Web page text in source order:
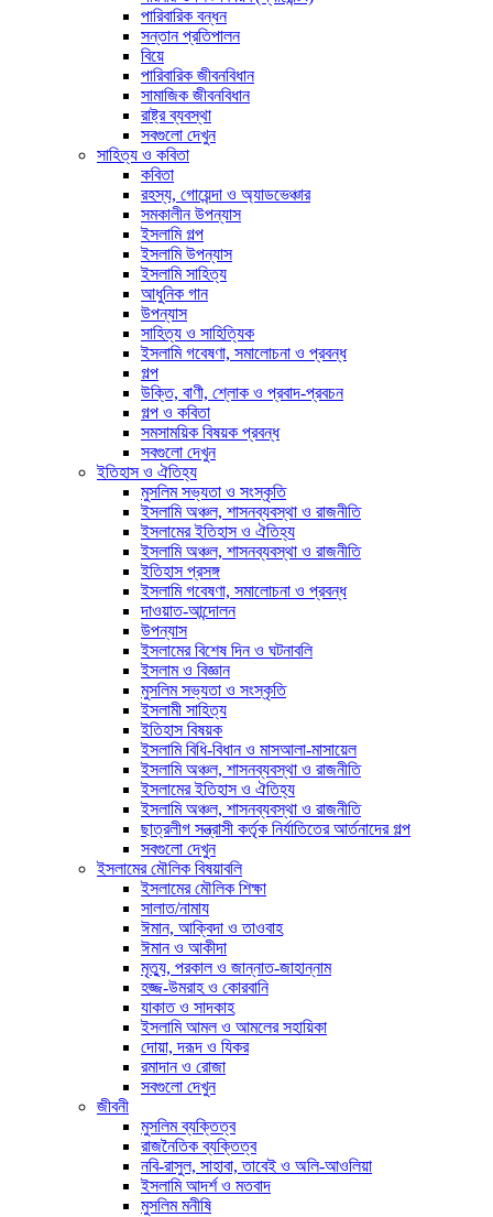
পারিবারিক বন্ধন
সন্তান প্রতিপালন
বিয়ে
পারিবারিক জীবনবিধান
সামাজিক জীবনবিধান
রাষ্ট্র ব্যবস্থা
সবগুলো দেখুন
সাহিত্য ও কবিতা
কবিতা
রহস্য, গোয়েন্দা ও অ্যাডভেঞ্চার
সমকালীন উপন্যাস
ইসলামি গল্প
ইসলামি উপন্যাস
ইসলামি সাহিত্য
আধুনিক গান
উপন্যাস
সাহিত্য ও সাহিত্যিক
ইসলামি গবেষণা, সমালোচনা ও প্রবন্ধ
গল্প
উক্তি, বাণী, শ্লোক ও প্রবাদ-প্রবচন
গল্প ও কবিতা
সমসাময়িক বিষয়ক প্রবন্ধ
সবগুলো দেখুন
ইতিহাস ও ঐতিহ্য
মুসলিম সভ্যতা ও সংস্কৃতি
ইসলামি অঞ্চল, শাসনব্যবস্থা ও রাজনীতি
ইসলামের ইতিহাস ও ঐতিহ্য
ইসলামি অঞ্চল, শাসনব্যবস্থা ও রাজনীতি
ইতিহাস প্রসঙ্গ
ইসলামি গবেষণা, সমালোচনা ও প্রবন্ধ
দাওয়াত-আন্দোলন
উপন্যাস
ইসলামের বিশেষ দিন ও ঘটনাবলি
ইসলাম ও বিজ্ঞান
মুসলিম সভ্যতা ও সংস্কৃতি
ইসলামী সাহিত্য
ইতিহাস বিষয়ক
ইসলামি বিধি-বিধান ও মাসআলা-মাসায়েল
ইসলামি অঞ্চল, শাসনব্যবস্থা ও রাজনীতি
ইসলামের ইতিহাস ও ঐতিহ্য
ইসলামি অঞ্চল, শাসনব্যবস্থা ও রাজনীতি
ছাত্রলীগ সন্ত্রাসী কর্তৃক নির্যাতিতের আর্তনাদের গল্প
সবগুলো দেখুন
ইসলামের মৌলিক বিষয়াবলি
ইসলামের মৌলিক শিক্ষা
সালাত/নামায
ঈমান, আক্বিদা ও তাওবাহ
ঈমান ও আকীদা
মৃত্যু, পরকাল ও জান্নাত-জাহান্নাম
হজ্জ-উমরাহ ও কোরবানি
যাকাত ও সাদকাহ
ইসলামি আমল ও আমলের সহায়িকা
দোয়া, দরূদ ও যিকর
রমাদান ও রোজা
সবগুলো দেখুন
জীবনী
মুসলিম ব্যক্তিত্ব
রাজনৈতিক ব্যক্তিত্ব
নবি-রাসুল, সাহাবা, তাবেই ও অলি-আওলিয়া
ইসলামি আদর্শ ও মতবাদ
মুসলিম মনীষি